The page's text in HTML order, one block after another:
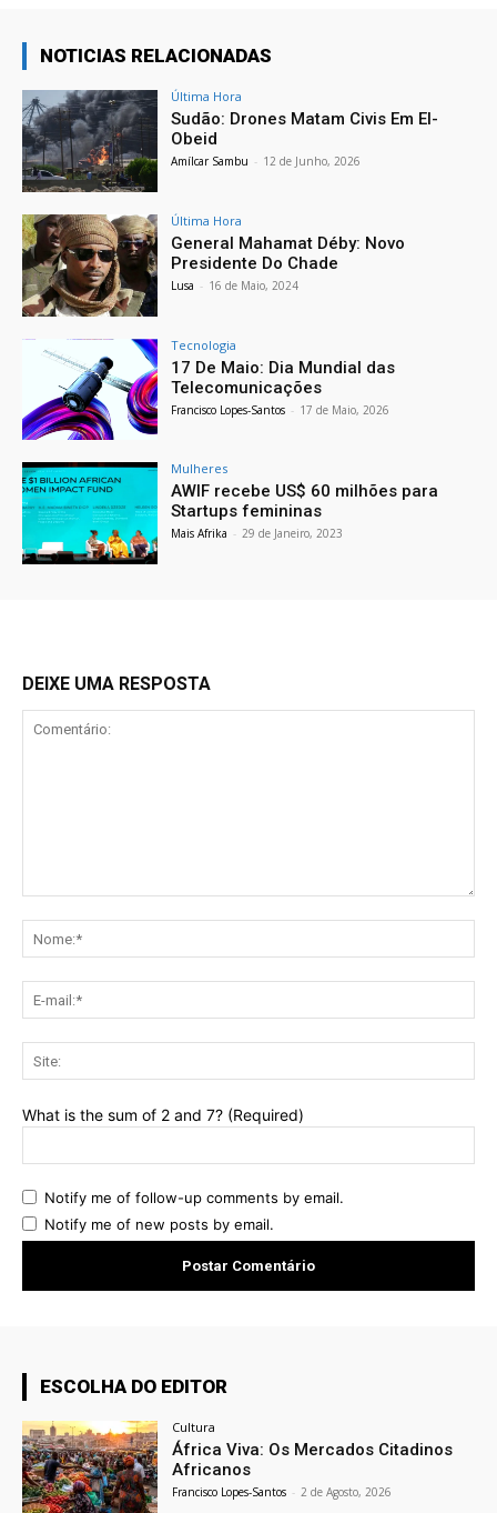
NOTICIAS RELACIONADAS
Última Hora
Sudão: Drones Matam Civis Em El-
Obeid
Amílcar Sambu - 12 de Junho, 2026
Última Hora
General Mahamat Déby: Novo
Presidente Do Chade
Lusa - 16 de Maio, 2024
Tecnologia
17 De Maio: Dia Mundial das
Telecomunicações
Francisco Lopes-Santos - 17 de Maio, 2026
Mulheres
AWIF recebe US$ 60 milhões para
Startups femininas
Mais Afrika - 29 de Janeiro, 2023
DEIXE UMA RESPOSTA
What is the sum of 2 and 7? (Required)
Notify me of follow-up comments by email.
Notify me of new posts by email.
ESCOLHA DO EDITOR
Cultura
África Viva: Os Mercados Citadinos
Africanos
Francisco Lopes-Santos - 2 de Agosto, 2026